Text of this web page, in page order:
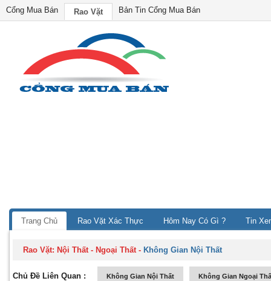
Cổng Mua Bán Rao Vặt Bản Tin Cổng Mua Bán
Trang Chủ Rao Vặt Xác Thực Hôm Nay Có Gì ? Tin
Rao Vặt: Nội Thất - Ngoại Thất- Không Gian Nội Thất
Chủ Đề Liên Quan : Không Gian Nội Thất Không Gian Ngoại